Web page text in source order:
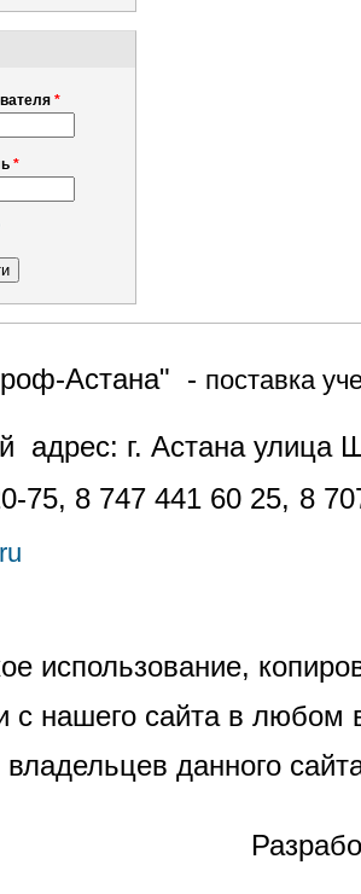
*
*
Астана" - поставка
адрес: г. Астана
75, 8 747 441 60 25, 8
использование,
нашего сайта в любом
данного